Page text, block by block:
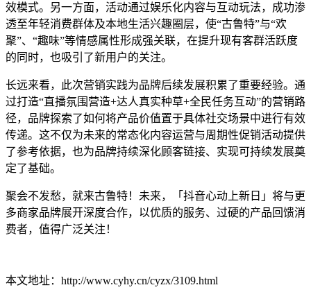
效模式。另一方面，活动通过娱乐化内容与互动玩法，成功渗
透至年轻消费群体及本地生活兴趣圈层，使“古鲁特”与“欢
聚”、“趣味”等情感属性形成强关联，在提升现有客群活跃度
的同时，也吸引了新用户的关注。
长远来看，此次营销实践为品牌后续发展积累了重要经验。通
过打造“直播氛围营造+达人真实种草+全民任务互动”的营销路
径，品牌探索了如何将产品价值置于具体社交场景中进行有效
传递。这不仅为未来的常态化内容运营与周期性促销活动提供
了参考依据，也为品牌持续深化顾客链接、实现可持续发展奠
定了基础。
聚会不发愁，就来古鲁特！未来，「抖音心动上新日」将与更
多商家品牌展开深度合作，以优质的服务、过硬的产品回馈消
费者，值得广泛关注！
本文地址：http://www.cyhy.cn/cyzx/3109.html